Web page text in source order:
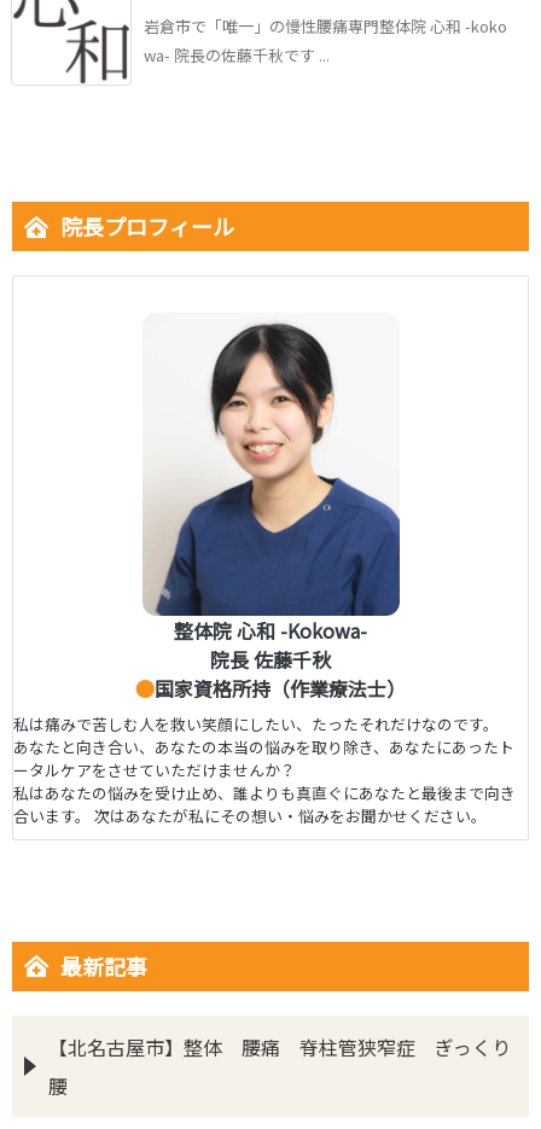
岩倉市で「唯一」の慢性腰痛専門整体院 心和 -koko
wa- 院長の佐藤千秋です ...
院長プロフィール
整体院 心和 -Kokowa-
院長 佐藤千秋
●国家資格所持（作業療法士）
私は痛みで苦しむ人を救い笑顔にしたい、たったそれだけなのです。
あなたと向き合い、あなたの本当の悩みを取り除き、あなたにあったト
ータルケアをさせていただけませんか？
私はあなたの悩みを受け止め、誰よりも真直ぐにあなたと最後まで向き
合います。 次はあなたが私にその想い・悩みをお聞かせください。
最新記事
【北名古屋市】整体 腰痛 脊柱管狭窄症 ぎっくり
腰